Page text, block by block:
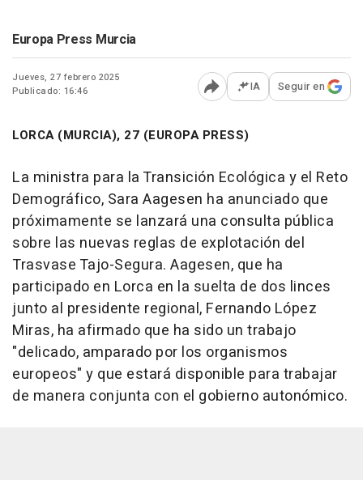
Europa Press Murcia
Jueves, 27 febrero 2025
Publicado: 16:46
Abrir opciones para
IA Seguir en
LORCA (MURCIA), 27 (EUROPA PRESS)
La ministra para la Transición Ecológica y el Reto
Demográfico, Sara Aagesen ha anunciado que
próximamente se lanzará una consulta pública
sobre las nuevas reglas de explotación del
Trasvase Tajo-Segura. Aagesen, que ha
participado en Lorca en la suelta de dos linces
junto al presidente regional, Fernando López
Miras, ha afirmado que ha sido un trabajo
"delicado, amparado por los organismos
europeos" y que estará disponible para trabajar
de manera conjunta con el gobierno autonómico.